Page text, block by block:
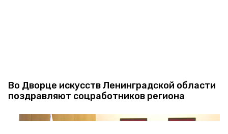
Во Дворце искусств Ленинградской области
поздравляют соцработников региона